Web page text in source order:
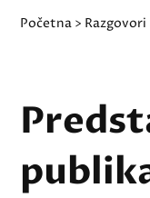
Početna > Razgovori